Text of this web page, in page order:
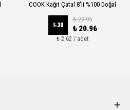
COOK Kağıt Çatal 8'li %100 Doğal
%30
₺ 29.95
₺ 20.96
₺ 2.62 / adet